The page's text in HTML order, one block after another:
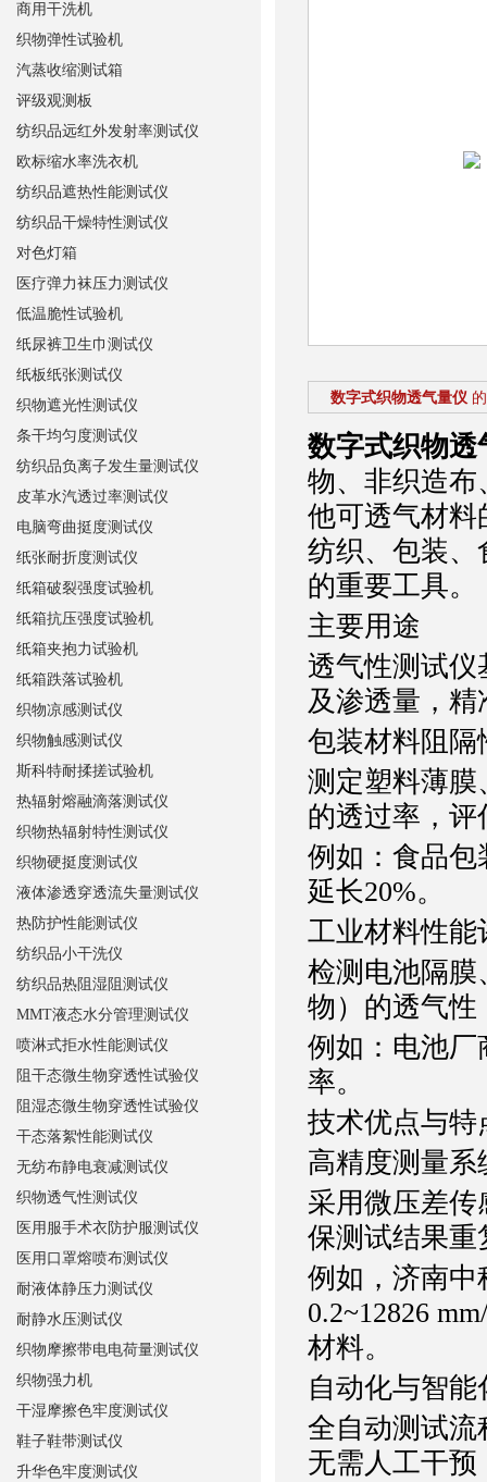
数字式织物透气量仪
数字式织物透
物、非织造布
他可透气材料
纺织、包装、
的重要工具。
主要用途
透气性测试仪
及渗透量，
包装材料阻隔
测定塑料薄膜
的透过率，
例如：食品包
延长20%。
工业材料性能
检测电池隔膜
物）的透气性
例如：电池厂
率。
技术优点与特
高精度测量系
采用微压差传
保测试结果重
例如，济南中
0.2~12826
材料。
自动化与智能
全自动测试流
无需人工干
商用干洗机
织物弹性试验机
汽蒸收缩测试箱
评级观测板
纺织品远红外发射率测试仪
欧标缩水率洗衣机
纺织品遮热性能测试仪
纺织品干燥特性测试仪
对色灯箱
医疗弹力袜压力测试仪
低温脆性试验机
纸尿裤卫生巾测试仪
纸板纸张测试仪
织物遮光性测试仪
条干均匀度测试仪
纺织品负离子发生量测试仪
皮革水汽透过率测试仪
电脑弯曲挺度测试仪
纸张耐折度测试仪
纸箱破裂强度试验机
纸箱抗压强度试验机
纸箱夹抱力试验机
纸箱跌落试验机
织物凉感测试仪
织物触感测试仪
斯科特耐揉搓试验机
热辐射熔融滴落测试仪
织物热辐射特性测试仪
织物硬挺度测试仪
液体渗透穿透流失量测试仪
热防护性能测试仪
纺织品小干洗仪
纺织品热阻湿阻测试仪
MMT液态水分管理测试仪
喷淋式拒水性能测试仪
阻干态微生物穿透性试验仪
阻湿态微生物穿透性试验仪
干态落絮性能测试仪
无纺布静电衰减测试仪
织物透气性测试仪
医用服手术衣防护服测试仪
医用口罩熔喷布测试仪
耐液体静压力测试仪
耐静水压测试仪
织物摩擦带电电荷量测试仪
织物强力机
干湿摩擦色牢度测试仪
鞋子鞋带测试仪
升华色牢度测试仪